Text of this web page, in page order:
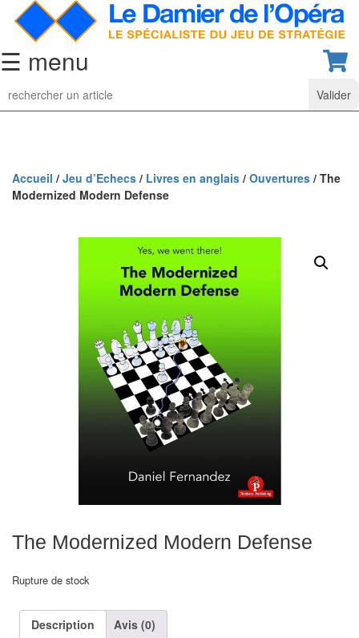
☰ menu
Jeu
d’Echecs
collection
classiques
clubs
Pièces
Ecoles
&
Accueil / Jeu d’Echecs / Livres en anglais / Ouvertures / The
Modernized Modern Defense
The Modernized Modern Defense
Rupture de stock
Description Avis (0)